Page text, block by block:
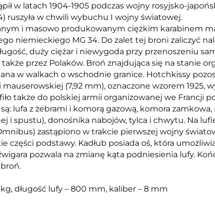
w latach 1904-1905 podczas wojny rosyjsko-
ruszyła w chwili wybuchu I wojny światowej.
i masowo produkowanym ciężkim karabinem
niemieckiego MG 34. Do zalet tej broni zaliczyć
duży ciężar i niewygoda przy przenoszeniu
przez Polaków. Broń znajdująca się na stanie
w walkach o wschodnie granice. Hotchkissy
(7,92 mm), oznaczone wzorem 1925,
także do polskiej armii organizowanej we Francji
lufa z żebrami i komorą gazową, komora
i spustu), donośnika nabojów, tylca i chwytu. Na
zastąpiono w trakcie pierwszej wojny
części podstawy. Kadłub posiada oś, która
pozwala na zmianę kąta podniesienia lufy.
długość lufy – 800 mm, kaliber – 8 mm